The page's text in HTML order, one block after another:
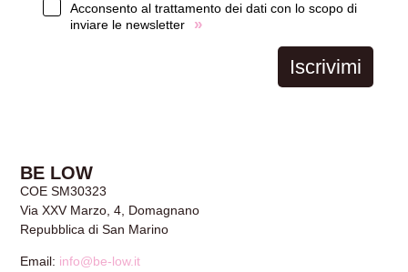
Acconsento al trattamento dei dati con lo scopo di
inviare le newsletter
»
Iscrivimi
BE LOW
COE SM30323
Via XXV Marzo, 4, Domagnano
Repubblica di San Marino
Email: info@be-low.it